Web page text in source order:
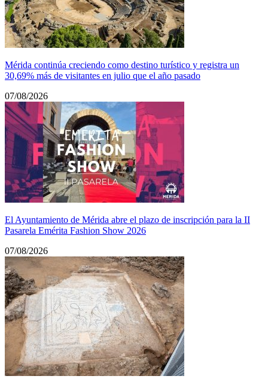
Mérida continúa creciendo como destino turístico y registra un
30,69% más de visitantes en julio que el año pasado
07/08/2026
El Ayuntamiento de Mérida abre el plazo de inscripción para la II
Pasarela Emérita Fashion Show 2026
07/08/2026